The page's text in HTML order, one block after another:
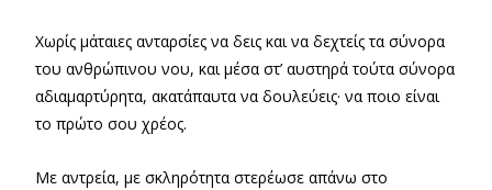
Χωρίς μάταιες ανταρσίες να δεις και να δεχτείς τα σύνορα
του ανθρώπινου νου, και μέσα στ’ αυστηρά τούτα σύνορα
αδιαμαρτύρητα, ακατάπαυτα να δουλεύεις· να ποιο είναι
το πρώτο σου χρέος.
Με αντρεία, με σκληρότητα στερέωσε απάνω στο